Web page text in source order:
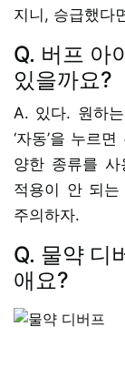
지니, 승급했다
Q. 버프 아
있을까요?
A. 있다. 원하
‘자동’을 누르
양한 종류를
적용이 안 되
주의하자.
Q. 물약 디
애요?